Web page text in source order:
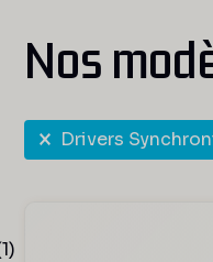
Nos
Sélection RF
Drivers